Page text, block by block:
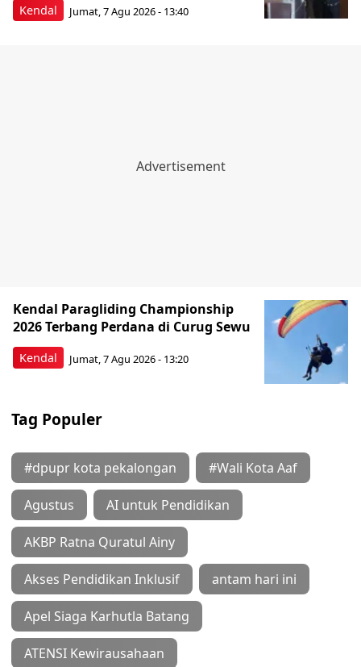
Kendal Jumat, 7 Agu 2026 - 13:40
Kendal
Kendal Paragliding Championship
2026 Terbang Perdana di Curug Sewu
Jumat, 7 Agu 2026 - 13:20
Tag Populer
#dpupr kota pekalongan #Wali Kota Aaf
Agustus AI untuk Pendidikan
AKBP Ratna Quratul Ainy
Akses Pendidikan Inklusif antam hari ini
Apel Siaga Karhutla Batang
ATENSI Kewirausahaan